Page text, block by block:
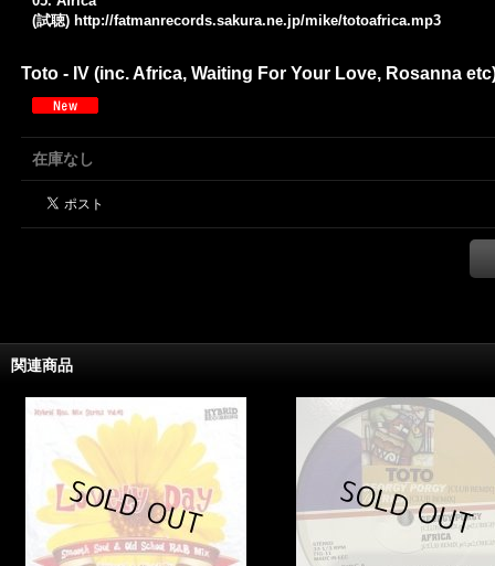
(試聴) http://fatmanrecords.sakura.ne.jp/mike/totoafrica.mp3
Toto - IV (inc. Africa, Waiting For Your Love, Rosanna
在庫なし
関連商品